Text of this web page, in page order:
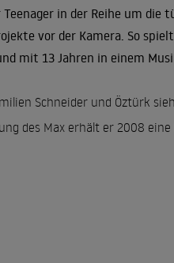
in der Reihe um die
vor der Kamera. So
mit 13 Jahren in einem
Schneider und Öztürk
des Max erhält er 2008